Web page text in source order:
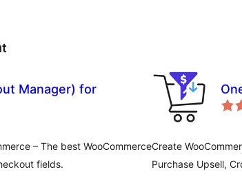
Manager) for
– The best WooCommerce
fields.
Create
Purchase Upsell,